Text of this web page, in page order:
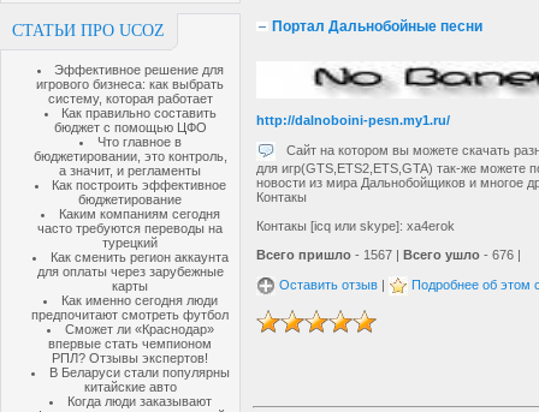
СТАТЬИ ПРО UCOZ
Эффективное решение для
игрового бизнеса: как выбрать
систему, которая работает
Как правильно составить
бюджет с помощью ЦФО
Что главное в
бюджетировании, это контроль,
а значит, и регламенты
Как построить эффективное
бюджетирование
Каким компаниям сегодня
часто требуются переводы на
турецкий
Как сменить регион аккаунта
для оплаты через зарубежные
карты
Как именно сегодня люди
предпочитают смотреть футбол
Сможет ли «Краснодар»
впервые стать чемпионом
РПЛ? Отзывы экспертов!
В Беларуси стали популярны
китайские авто
Когда люди заказывают
Портал Дальнобойные песни
http://dalnoboini-pesn.my1.ru/
Сайт на котором вы можете скачать
для игр(GTS,ETS2,ETS,GTA) так-же можете
новости из мира Дальнобойщиков и многое
Контакы
Контакы [icq или skype]: xa4erok
Всего пришло - 1567 | Всего ушло - 676 |
Оставить отзыв | Подробнее об этом